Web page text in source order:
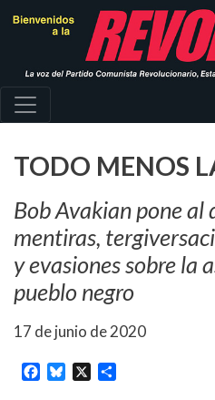
principal
TODO MENOS
Bob Avakian pone al
mentiras,
y evasiones sobre la
pueblo negro
17 de junio de 2020
Facebook
Bluesky
X